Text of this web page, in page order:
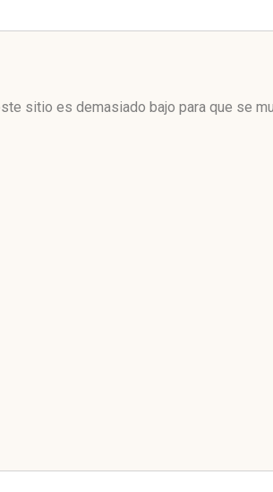
sitio es demasiado bajo para que se